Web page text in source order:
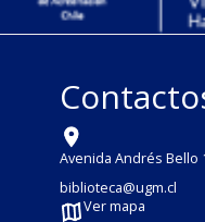
Avenida Andrés Bello
biblioteca@ugm.cl
Ver mapa